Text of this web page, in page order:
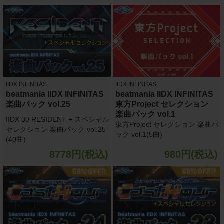
IIDX INFINITAS
beatmania IIDX INFINITAS
楽曲パック vol.25
IIDX 30 RESIDENT + スペシャル
セレクション 楽曲パック vol.25
(40曲)
8778円(税込)
IIDX INFINITAS
beatmania IIDX INFINITAS
東方Project セレクション
楽曲パック vol.1
東方Project セレクション 楽曲パ
ック vol.1(5曲)
980円(税込)